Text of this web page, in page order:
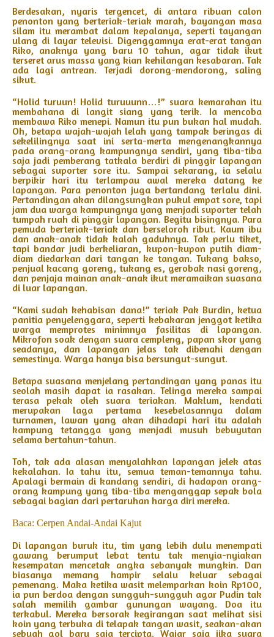
Berdesakan, nyaris tergencet, di antara ribuan calon
penonton yang berteriak-teriak marah, bayangan masa
silam itu merambat dalam kepalanya, seperti tayangan
ulang di layar televisi. Digenggamnya erat-erat tangan
Riko, anaknya yang baru 10 tahun, agar tidak ikut
terseret arus massa yang kian kehilangan kesabaran. Tak
ada lagi antrean. Terjadi dorong-mendorong, saling
sikut.
“Holid turuun! Holid turuuunn…!” suara kemarahan itu
membahana di langit siang yang terik. Ia mencoba
membawa Riko menepi. Namun itu pun bukan hal mudah.
Oh, betapa wajah-wajah lelah yang tampak beringas di
sekelilingnya saat ini serta-merta mengenangkannya
pada orang-orang kampungnya sendiri, yang tiba-tiba
saja jadi pemberang tatkala berdiri di pinggir lapangan
sebagai suporter sore itu. Sampai sekarang, ia selalu
berpikir hari itu terlampau awal mereka datang ke
lapangan. Para penonton juga bertandang terlalu dini.
Pertandingan akan dilangsungkan pukul empat sore, tapi
jam dua warga kampungnya yang menjadi suporter telah
tumpah ruah di pinggir lapangan. Begitu bisingnya. Para
pemuda berteriak-teriak dan berseloroh ribut. Kaum ibu
dan anak-anak tidak kalah gaduhnya. Tak perlu tiket,
tapi bandar judi berkeliaran, kupon-kupon putih diam-
diam diedarkan dari tangan ke tangan. Tukang bakso,
penjual kacang goreng, tukang es, gerobak nasi goreng,
dan penjaja mainan anak-anak ikut meramaikan suasana
di luar lapangan.
“Kami sudah kehabisan dana!” teriak Pak Burdin, ketua
panitia penyelenggara, seperti kebakaran jenggot ketika
warga memprotes minimnya fasilitas di lapangan.
Mikrofon soak dengan suara cempleng, papan skor yang
seadanya, dan lapangan jelas tak dibenahi dengan
semestinya. Warga hanya bisa bersungut-sungut.
Betapa suasana menjelang pertandingan yang panas itu
seolah masih dapat ia rasakan. Telinga mereka sampai
terasa pekak oleh suara teriakan. Maklum, kendati
merupakan laga pertama kesebelasannya dalam
turnamen, lawan yang akan dihadapi hari itu adalah
kampung tetangga yang menjadi musuh bebuyutan
selama bertahun-tahun.
Toh, tak ada alasan menyalahkan lapangan jelek atas
kekalahan. Ia tahu itu, semua teman-temannya tahu.
Apalagi bermain di kandang sendiri, di hadapan orang-
orang kampung yang tiba-tiba menganggap sepak bola
sebagai bagian dari pertaruhan harga diri mereka.
Baca: Cerpen Andai-Andai Kajut
Di lapangan buruk itu, tim yang lebih dulu menempati
gawang berumput lebat tentu tak menyia-nyiakan
kesempatan mencetak angka sebanyak mungkin. Dan
biasanya memang hampir selalu keluar sebagai
pemenang. Maka ketika wasit melemparkan koin Rp100,
ia pun berdoa dengan sungguh-sungguh agar Pudin tak
salah memilih gambar gunungan wayang. Doa itu
terkabul. Mereka bersorak kegirangan saat melihat sisi
koin yang terbuka di telapak tangan wasit, seakan-akan
sebuah gol baru saja tercipta. Wajar saja jika suara